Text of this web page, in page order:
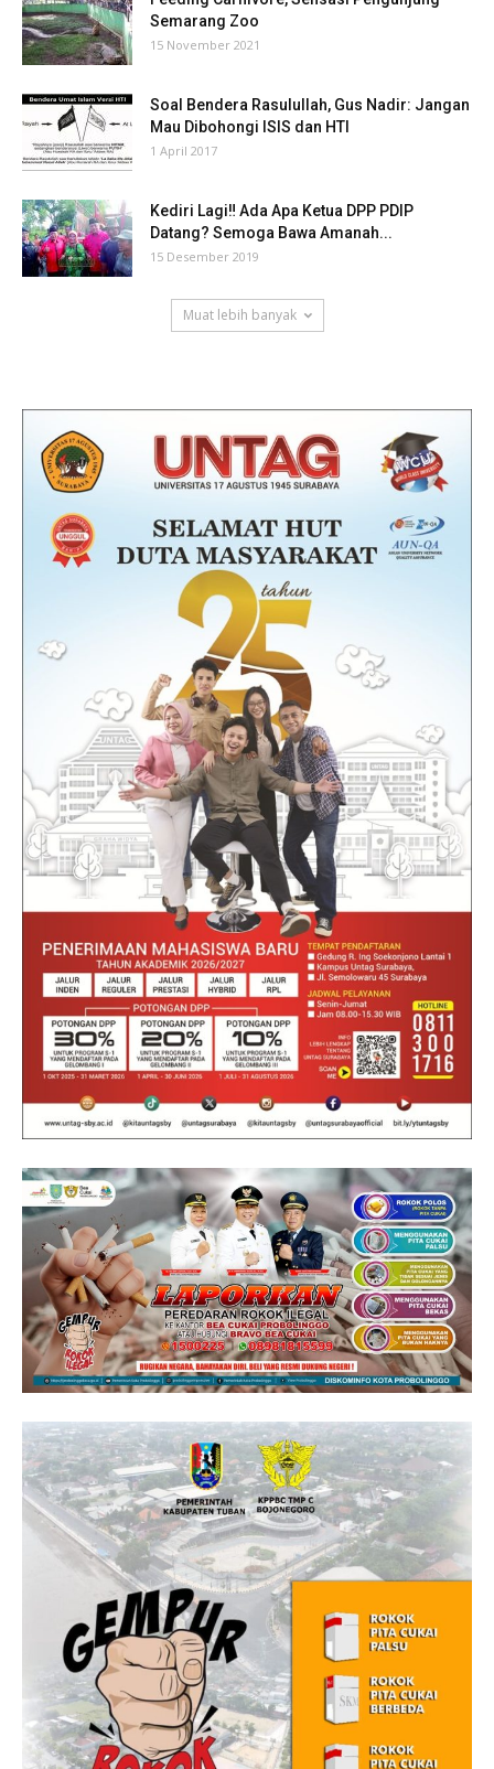
Semarang Zoo
15 November 2021
Soal Bendera Rasulullah, Gus Nadir: Jangan
Mau Dibohongi ISIS dan HTI
1 April 2017
Kediri Lagi‼ Ada Apa Ketua DPP PDIP
Datang? Semoga Bawa Amanah...
15 Desember 2019
Muat lebih banyak